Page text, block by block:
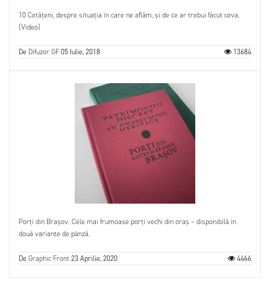
10 Cetățeni, despre situația în care ne aflăm, și de ce ar trebui făcut ceva.
(Video)
De Difuzor GF05 Iulie, 2018 13684
Porți din Brașov. Cele mai frumoase porți vechi din oraș – disponibilă în
două variante de pânză.
DeGraphic Front23 Aprilie, 2020 4466